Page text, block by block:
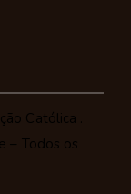
Católica .
– Todos os